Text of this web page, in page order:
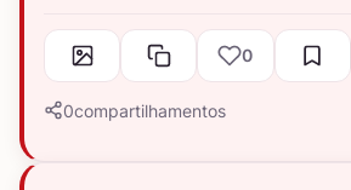
0
0compartilhamentos